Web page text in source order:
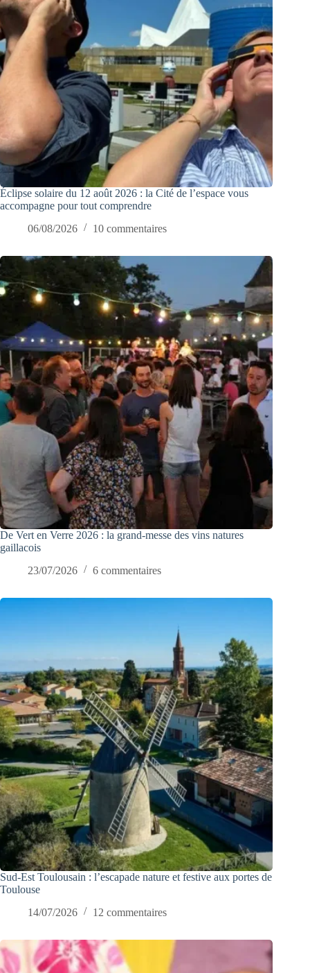
Éclipse solaire du 12 août 2026 : la Cité de l’espace vous
accompagne pour tout comprendre
06/08/2026
10 commentaires
De Vert en Verre 2026 : la grand-messe des vins natures
gaillacois
23/07/2026
6 commentaires
Sud-Est Toulousain : l’escapade nature et festive aux portes de
Toulouse
14/07/2026
12 commentaires